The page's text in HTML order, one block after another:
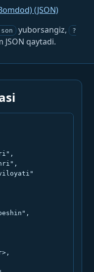
(JSON)
yuborsangiz,
?
JSON qaytadi.